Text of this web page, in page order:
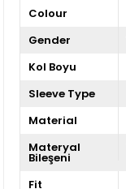
Colour
Gender
Kol Boyu
Sleeve Type
Material
Materyal
Bileşeni
Fit